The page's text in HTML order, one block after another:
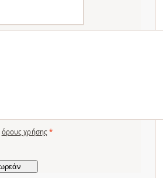
όρους χρήσης *